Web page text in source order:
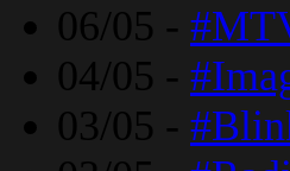
06/05 -
04/05 -
03/05 -